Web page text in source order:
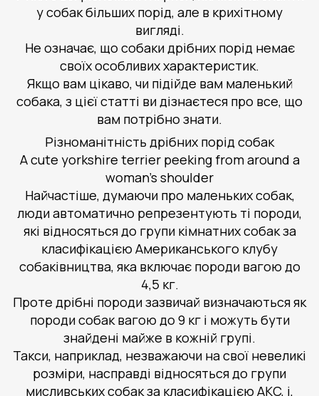
у собак більших порід, але в крихітному
вигляді.
Не означає, що собаки дрібних порід немає
своїх особливих характеристик.
Якщо вам цікаво, чи підійде вам маленький
собака, з цієї статті ви дізнаєтеся про все, що
вам потрібно знати.
Різноманітність дрібних порід собак
A cute yorkshire terrier peeking from around a
woman's shoulder
Найчастіше, думаючи про маленьких собак,
люди автоматично репрезентують ті породи,
які відносяться до групи кімнатних собак за
класифікацією Американського клубу
собаківництва, яка включає породи вагою до
4,5 кг.
Проте дрібні породи зазвичай визначаються як
породи собак вагою до 9 кг і можуть бути
знайдені майже в кожній групі.
Такси, наприклад, незважаючи на свої невеликі
розміри, насправді відносяться до групи
мисливських собак за класифікацією AKC, і,